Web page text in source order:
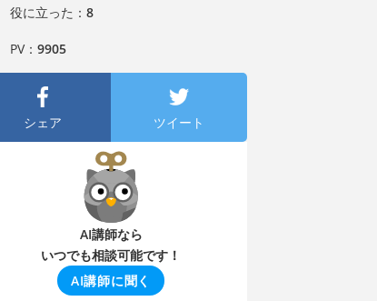
役に立った： 8
PV： 9905
シェア ツイート
AI講師なら
いつでも相談可能です！
AI講師に聞く